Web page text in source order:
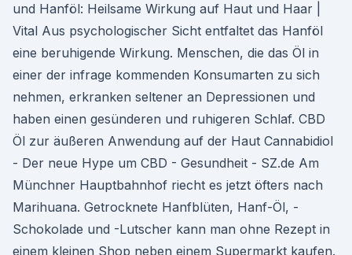
und Hanföl: Heilsame Wirkung auf Haut und Haar |
Vital Aus psychologischer Sicht entfaltet das Hanföl
eine beruhigende Wirkung. Menschen, die das Öl in
einer der infrage kommenden Konsumarten zu sich
nehmen, erkranken seltener an Depressionen und
haben einen gesünderen und ruhigeren Schlaf. CBD
Öl zur äußeren Anwendung auf der Haut Cannabidiol
- Der neue Hype um CBD - Gesundheit - SZ.de Am
Münchner Hauptbahnhof riecht es jetzt öfters nach
Marihuana. Getrocknete Hanfblüten, Hanf-Öl, -
Schokolade und -Lutscher kann man ohne Rezept in
einem kleinen Shop neben einem Supermarkt kaufen.